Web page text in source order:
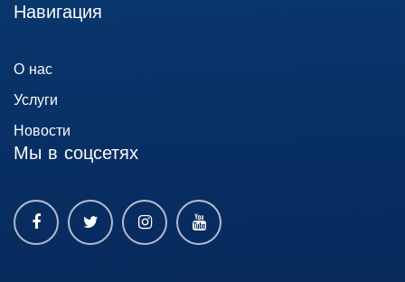
Навигация
О нас
Услуги
Новости
Мы в соцсетях